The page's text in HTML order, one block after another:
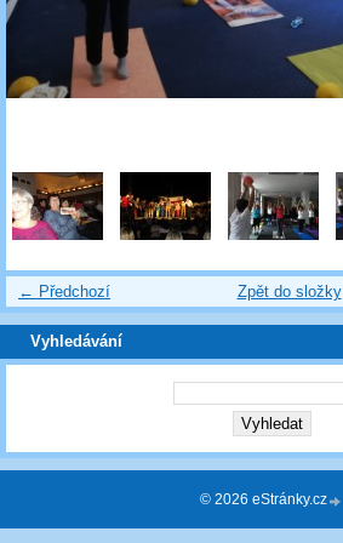
← Předchozí Zpět do složky
Vyhledávání
© 2026 eStránky.cz